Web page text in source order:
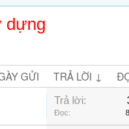
dựng
GỬI TRẢ LỜI ↓
Trả lời:
Đọc: